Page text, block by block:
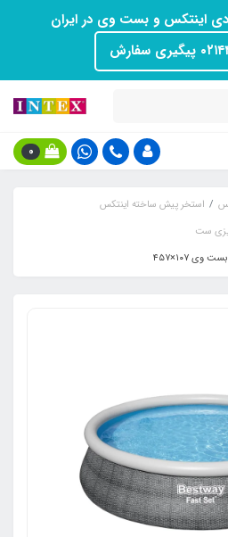
اینتکس و بست وی در ایران
سفارش
0
استخر پیش ساخته اینتکس
ست
۱۰۷×۴۵۷